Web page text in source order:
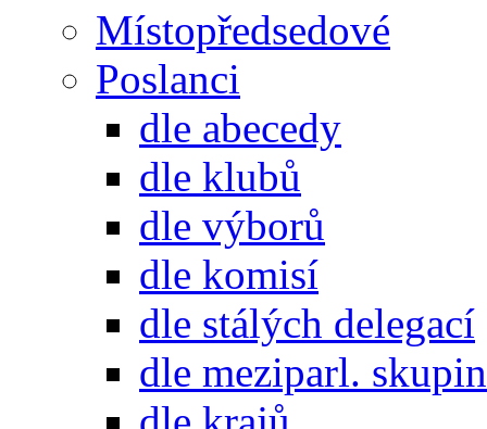
Místopředsedové
Poslanci
dle abecedy
dle klubů
dle výborů
dle komisí
dle stálých delegací
dle meziparl. skupin